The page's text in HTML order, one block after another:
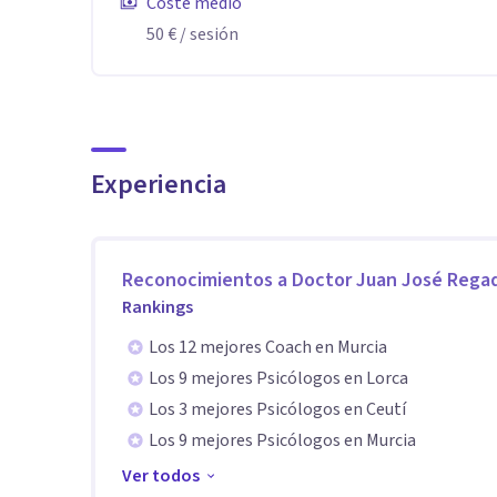
positivo, me he apasionado con la evaluación
La naturaleza lírica de mis sentimientos me ha
está apenas medio despierto. Que sea dueño de sí y
el genio que todos llevamos dentro.
50 €/ sesión
Experiencia
Reconocimientos a Doctor Juan José
Rankings
Los 12 mejores Coach en Murcia
Los 9 mejores Psicólogos en Lorca
Los 3 mejores Psicólogos en Ceutí
Los 9 mejores Psicólogos en Murcia
Ver todos